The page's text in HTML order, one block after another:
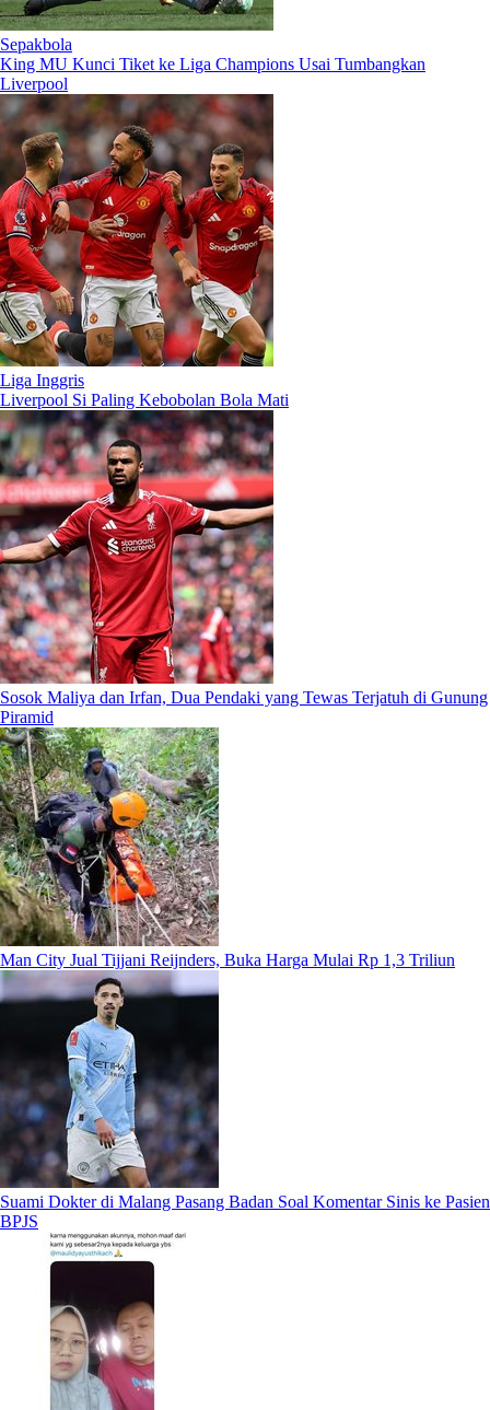
Sepakbola
King MU Kunci Tiket ke Liga Champions Usai Tumbangkan
Liverpool
Liga Inggris
Liverpool Si Paling Kebobolan Bola Mati
Sosok Maliya dan Irfan, Dua Pendaki yang Tewas Terjatuh di Gunung
Piramid
Man City Jual Tijjani Reijnders, Buka Harga Mulai Rp 1,3 Triliun
Suami Dokter di Malang Pasang Badan Soal Komentar Sinis ke Pasien
BPJS